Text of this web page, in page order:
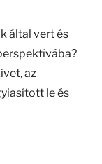
által vert és
az
le és